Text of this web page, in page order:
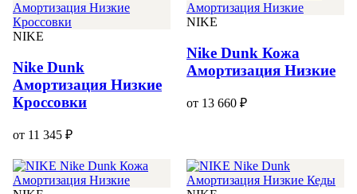
NIKE
Nike Dunk
Амортизация Низкие
Кроссовки
от 11 345 ₽
NIKE
Nike Dunk Кожа
Амортизация Низкие
от 13 660 ₽